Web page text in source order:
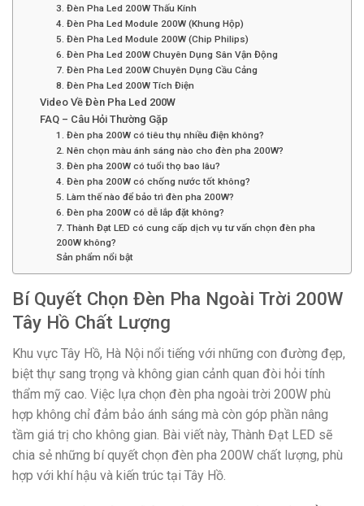
3. Đèn Pha Led 200W Thấu Kính
4. Đèn Pha Led Module 200W (Khung Hộp)
5. Đèn Pha Led Module 200W (Chip Philips)
6. Đèn Pha Led 200W Chuyên Dụng Sân Vận Động
7. Đèn Pha Led 200W Chuyên Dụng Cầu Cảng
8. Đèn Pha Led 200W Tích Điện
Video Về Đèn Pha Led 200W
FAQ – Câu Hỏi Thường Gặp
1. Đèn pha 200W có tiêu thụ nhiều điện không?
2. Nên chọn màu ánh sáng nào cho đèn pha 200W?
3. Đèn pha 200W có tuổi thọ bao lâu?
4. Đèn pha 200W có chống nước tốt không?
5. Làm thế nào để bảo trì đèn pha 200W?
6. Đèn pha 200W có dễ lắp đặt không?
7. Thành Đạt LED có cung cấp dịch vụ tư vấn chọn đèn pha
200W không?
Sản phẩm nổi bật
Bí Quyết Chọn Đèn Pha Ngoài Trời 200W
Tây Hồ Chất Lượng
Khu vực Tây Hồ, Hà Nội nổi tiếng với những con đường đẹp,
biệt thự sang trọng và không gian cảnh quan đòi hỏi tính
thẩm mỹ cao. Việc lựa chọn đèn pha ngoài trời 200W phù
hợp không chỉ đảm bảo ánh sáng mà còn góp phần nâng
tầm giá trị cho không gian. Bài viết này, Thành Đạt LED sẽ
chia sẻ những bí quyết chọn đèn pha 200W chất lượng, phù
hợp với khí hậu và kiến trúc tại Tây Hồ.